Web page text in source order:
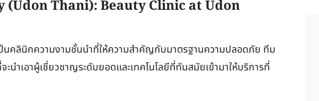
(Udon Thani): Beauty Clinic at Udon
นคลินิกความงามชั้นนำที่ให้ความสำคัญกับมาตรฐานความปลอดภัย ทีม
นำเอาผู้เชี่ยวชาญระดับยอดและเทคโนโลยีที่ทันสมัยเข้ามาให้บริการที่